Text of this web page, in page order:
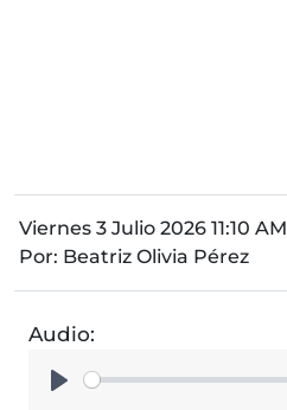
Viernes 3 Julio 2026 11:10 AM
Por: Beatriz Olivia Pérez
Audio: